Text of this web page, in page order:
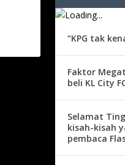
“KPG tak
Faktor
beli KL City
Selamat
kisah-kisah
pembaca